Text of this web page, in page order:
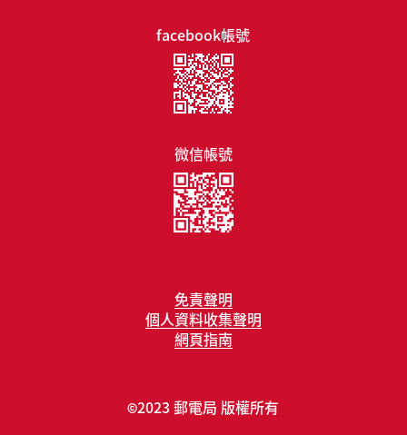
免責聲明
個人資料收集聲明
網頁指南
facebook帳號
微信帳號
©2023 郵電局 版權所有